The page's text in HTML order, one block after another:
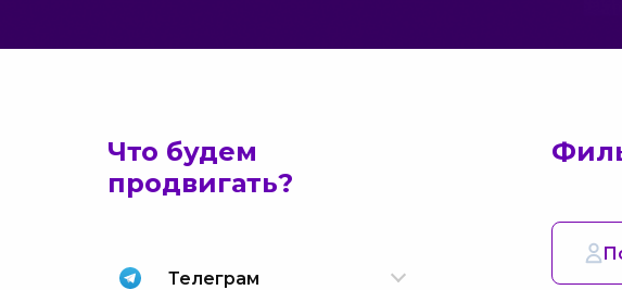
Что будем
продвигать?
Телеграм